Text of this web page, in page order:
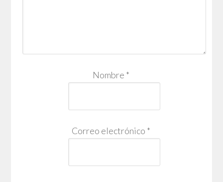
Nombre *
Correo electrónico *